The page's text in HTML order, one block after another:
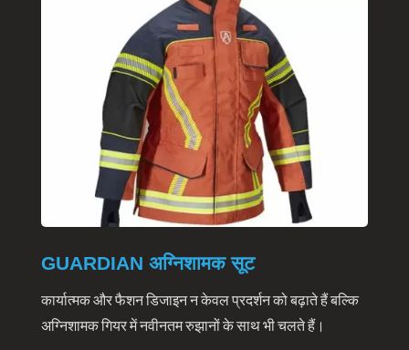
GUARDIAN अग्निशामक सूट
कार्यात्मक और फैशन डिजाइन न केवल प्रदर्शन को बढ़ाते हैं बल्कि
अग्निशामक गियर में नवीनतम रुझानों के साथ भी चलते हैं।